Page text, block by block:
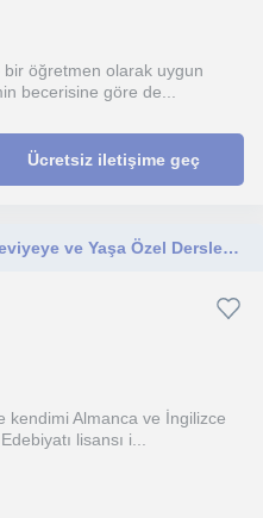
öğretmen olarak uygun
becerisine göre de...
Ücretsiz iletişime geç
Almanca Öğretmeninden Her Seviyeye ve Yaşa Özel Dersler - Akdeniz Üniversitesi Alman Dili ve Edebiyatı mezunu, Erasmus deneyimli
kendimi Almanca ve İngilizce
lisansı i...